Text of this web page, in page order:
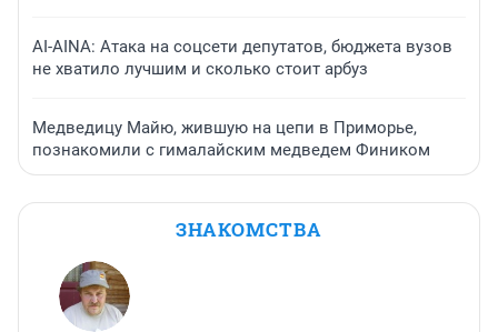
AI-AINA: Атака на соцсети депутатов, бюджета вузов
не хватило лучшим и сколько стоит арбуз
Медведицу Майю, жившую на цепи в Приморье,
познакомили с гималайским медведем Фиником
ЗНАКОМСТВА